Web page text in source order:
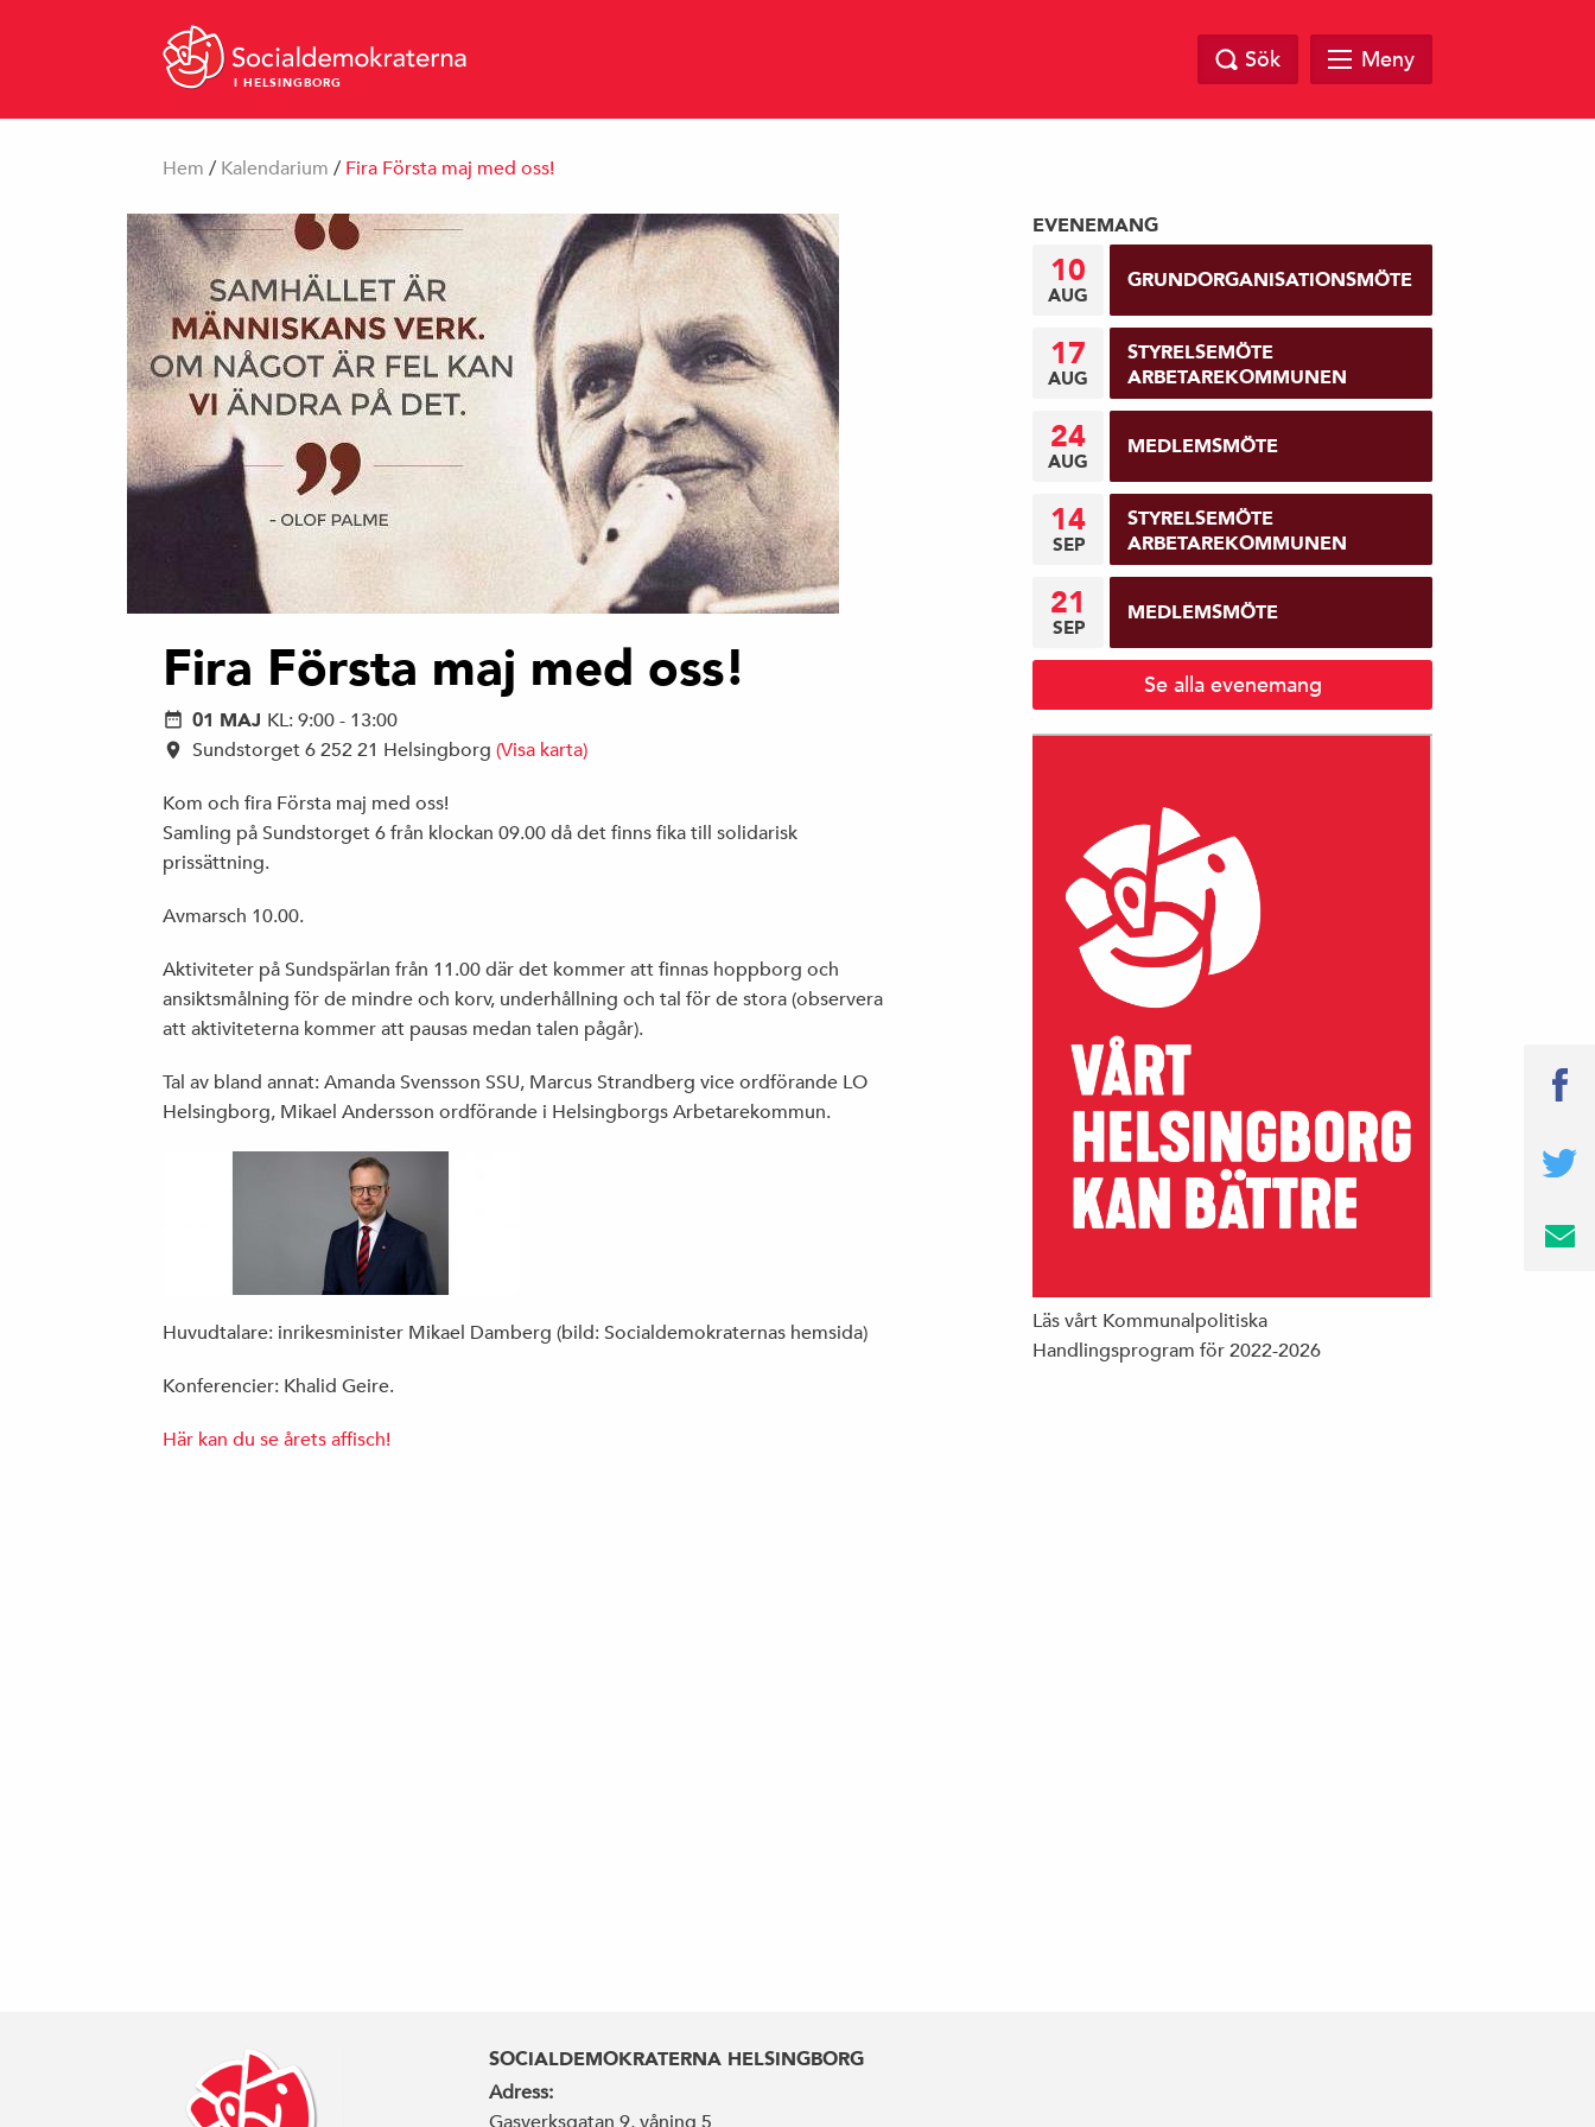
I HELSINGBORG
Sök Meny
Hem / Kalendarium / Fira Första maj med oss!
Fira Första maj med oss!
01 MAJ KL: 9:00 - 13:00
Sundstorget 6 252 21 Helsingborg (Visa karta)
Kom och fira Första maj med oss!
Samling på Sundstorget 6 från klockan 09.00 då det finns fika till solidarisk
prissättning.
Avmarsch 10.00.
Aktiviteter på Sundspärlan från 11.00 där det kommer att finnas hoppborg och
ansiktsmålning för de mindre och korv, underhållning och tal för de stora (observera
att aktiviteterna kommer att pausas medan talen pågår).
Tal av bland annat: Amanda Svensson SSU, Marcus Strandberg vice ordförande LO
Helsingborg, Mikael Andersson ordförande i Helsingborgs Arbetarekommun.
Huvudtalare: inrikesminister Mikael Damberg (bild: Socialdemokraternas hemsida)
Konferencier: Khalid Geire.
Här kan du se årets affisch!
EVENEMANG
10
AUG
GRUNDORGANISATIONSMÖTE
17
AUG
STYRELSEMÖTE
ARBETAREKOMMUNEN
24
AUG
MEDLEMSMÖTE
14
SEP
STYRELSEMÖTE
ARBETAREKOMMUNEN
21
SEP
MEDLEMSMÖTE
Se alla evenemang
Läs vårt Kommunalpolitiska
Handlingsprogram för 2022-2026
SOCIALDEMOKRATERNA HELSINGBORG
Adress: